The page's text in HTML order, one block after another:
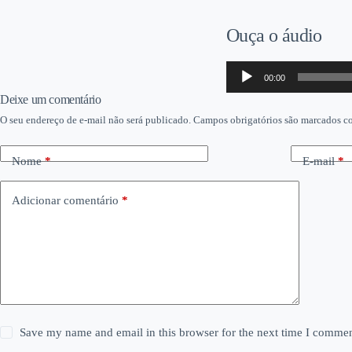
Ouça o áudio
Tocador
áudio
00:00
Deixe um comentário
O seu endereço de e-mail não será publicado. Campos obrigatórios são marcados
Nome* E-mail*
Adicionar comentário *
Save my name and email in this browser for the next time I